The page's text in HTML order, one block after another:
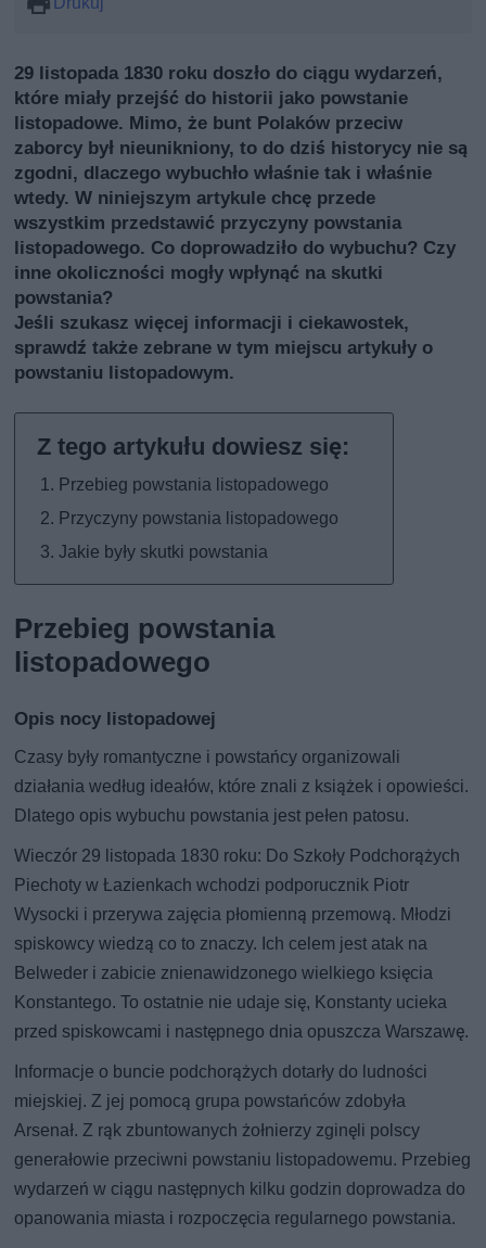
29 listopada 1830 roku doszło do ciągu wydarzeń,
które miały przejść do historii jako powstanie
listopadowe. Mimo, że bunt Polaków przeciw
zaborcy był nieunikniony, to do dziś historycy nie są
zgodni, dlaczego wybuchło właśnie tak i właśnie
wtedy. W niniejszym artykule chcę przede
wszystkim przedstawić przyczyny powstania
listopadowego. Co doprowadziło do wybuchu? Czy
inne okoliczności mogły wpłynąć na skutki
powstania?
Jeśli szukasz więcej informacji i ciekawostek,
sprawdź także zebrane w tym miejscu artykuły o
powstaniu listopadowym.
Przebieg powstania listopadowego
Przyczyny powstania listopadowego
Jakie były skutki powstania
Przebieg powstania
listopadowego
Opis nocy listopadowej
Czasy były romantyczne i powstańcy organizowali
działania według ideałów, które znali z książek i opowieści.
Dlatego opis wybuchu powstania jest pełen patosu.
Wieczór 29 listopada 1830 roku: Do Szkoły Podchorążych
Piechoty w Łazienkach wchodzi podporucznik Piotr
Wysocki i przerywa zajęcia płomienną przemową. Młodzi
spiskowcy wiedzą co to znaczy. Ich celem jest atak na
Belweder i zabicie znienawidzonego wielkiego księcia
Konstantego. To ostatnie nie udaje się, Konstanty ucieka
przed spiskowcami i następnego dnia opuszcza Warszawę.
Informacje o buncie podchorążych dotarły do ludności
miejskiej. Z jej pomocą grupa powstańców zdobyła
Arsenał. Z rąk zbuntowanych żołnierzy zginęli polscy
generałowie przeciwni powstaniu listopadowemu. Przebieg
wydarzeń w ciągu następnych kilku godzin doprowadza do
opanowania miasta i rozpoczęcia regularnego powstania.